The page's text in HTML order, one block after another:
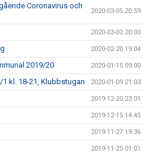
Coronavirus och
2020-03-05 20:59
2020-03-02 20:00
2020-02-20 19:04
2019/20 2020-01-15 09:00
kl. 18-21, Klubbstugan 2020-01-09 21:03
2019-12-20 23:01
2019-12-15 14:45
2019-11-27 19:36
2019-11-25 01:01